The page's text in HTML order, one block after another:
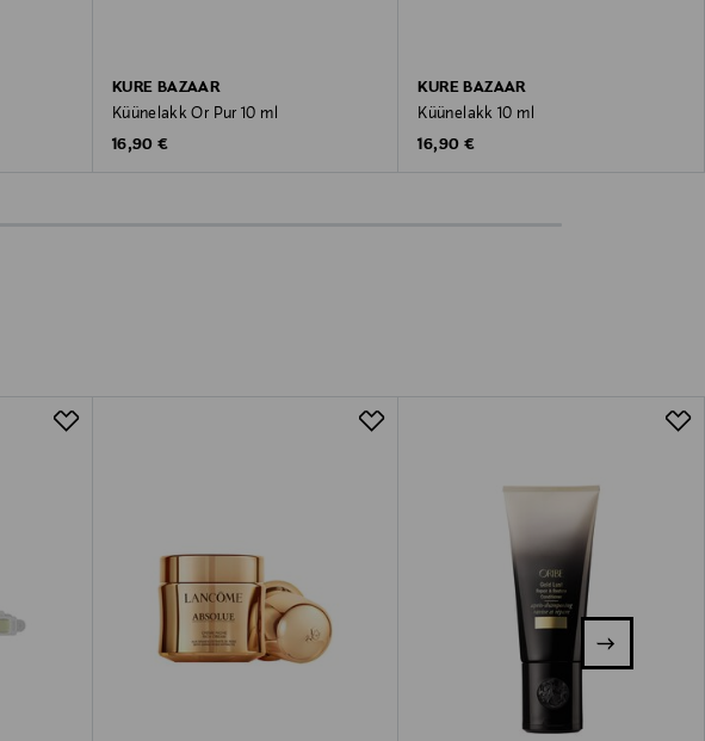
KURE BAZAAR
Küünelakk Or Pur 10 ml
Original Price
16,90 €
KURE BAZAAR
Küünelakk 10 ml
Original Price
16,90 €